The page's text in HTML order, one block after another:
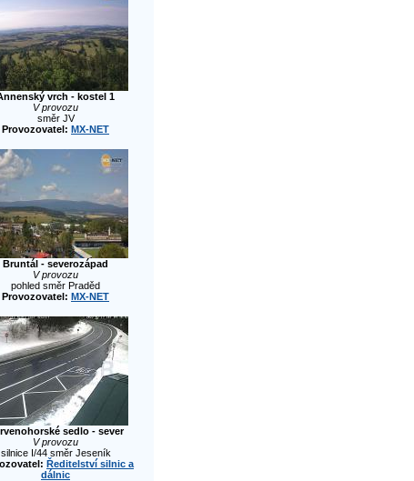
vrch - kostel 1
V provozu
směr JV
Provozovatel: MX-NET
Bruntál - severozápad
V provozu
pohled směr Praděd
Provozovatel: MX-NET
sedlo - sever
V provozu
silnice I/44 směr Jeseník
Ředitelství silnic a
dálnic